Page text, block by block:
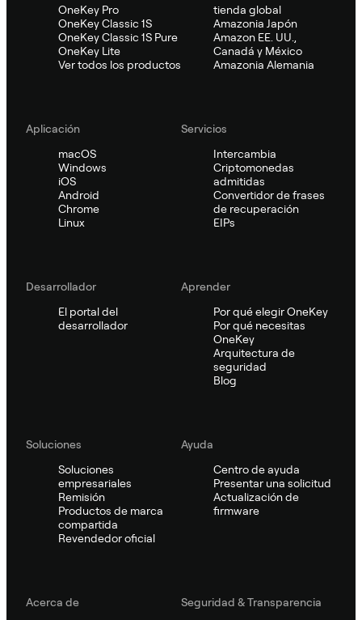
OneKey Pro
OneKey Classic 1S
OneKey Classic 1S Pure
OneKey Lite
Ver todos los productos
tienda global
Amazonia Japón
Amazon EE. UU.,
Canadá y México
Amazonia Alemania
Aplicación
macOS
Windows
iOS
Android
Chrome
Linux
Servicios
Intercambia
Criptomonedas
admitidas
Convertidor de frases
de recuperación
EIPs
Desarrollador
El portal del
desarrollador
Aprender
Por qué elegir OneKey
Por qué necesitas
OneKey
Arquitectura de
seguridad
Blog
Soluciones
Soluciones
empresariales
Remisión
Productos de marca
compartida
Revendedor oficial
Ayuda
Centro de ayuda
Presentar una solicitud
Actualización de
firmware
Acerca de Seguridad & Transparencia